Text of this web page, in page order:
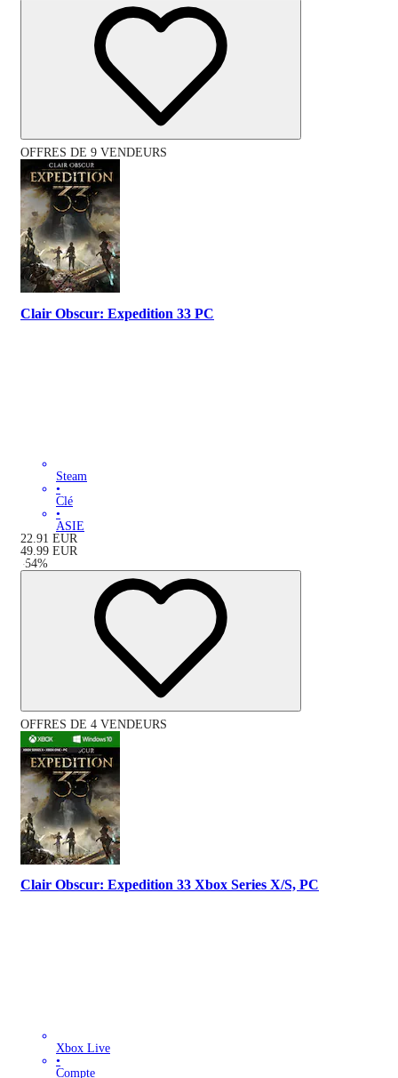
OFFRES DE 9 VENDEURS
Clair Obscur: Expedition 33 PC
Steam
•
Clé
•
ASIE
22.91 EUR
49.99 EUR
-54%
OFFRES DE 4 VENDEURS
Clair Obscur: Expedition 33 Xbox Series X/S, PC
Xbox Live
•
Compte